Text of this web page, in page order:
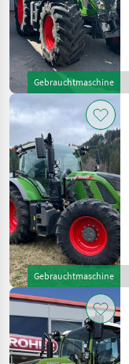
Gebrauchtmaschine
Gebrauchtmaschine